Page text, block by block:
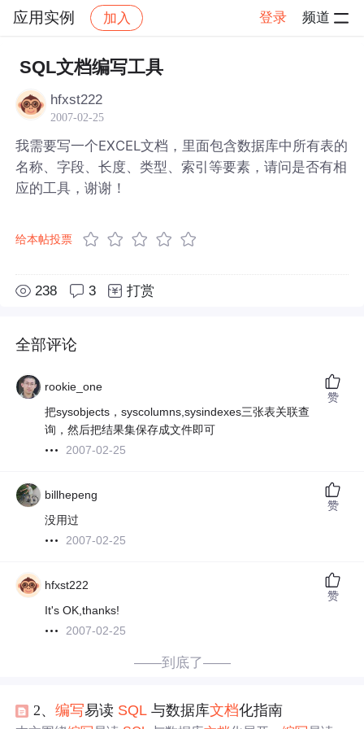
应用实例 加入 登录 频道
社区 应用实例 帖子详情
SQL文档编写工具
hfxst222
2007-02-25
我需要写一个EXCEL文档，里面包含数据库中所有表的
名称、字段、长度、类型、索引等要素，请问是否有相
应的工具，谢谢！
给本帖投票
238 3 打赏
全部评论
rookie_one
把sysobjects，syscolumns,sysindexes三张表关联查
询，然后把结果集保存成文件即可
2007-02-25
赞
billhepeng
没用过
2007-02-25
赞
hfxst222
It's OK,thanks!
2007-02-25
赞
——到底了——
2、编写易读 SQL 与数据库文档化指南